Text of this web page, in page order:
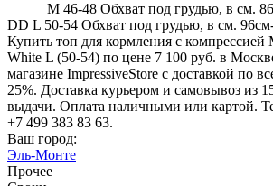
M 46-48 Обхват под грудью, в см.
DD L 50-54 Обхват под грудью, в см.
Купить топ для кормления с компрессией
White L (50-54) по цене 7 100 руб. в
магазине ImpressiveStore с доставкой по
25%. Доставка курьером и самовывоз из
выдачи. Оплата наличными или картой.
+7 499 383 83 63.
Ваш город:
Эль-Монте
Прочее